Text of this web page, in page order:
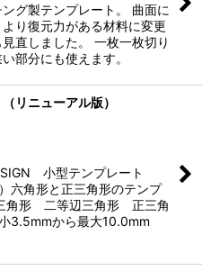
グ製テンプレート。 曲面に
り復元力がある材料に変更
直しました。 一枚一枚切り
部分にも使えます。
リニューアル版）
小型テンプレート
六角形と正三角形のテンプ
角形 二等辺三角形 正三角
3.5mmから最大10.0mm